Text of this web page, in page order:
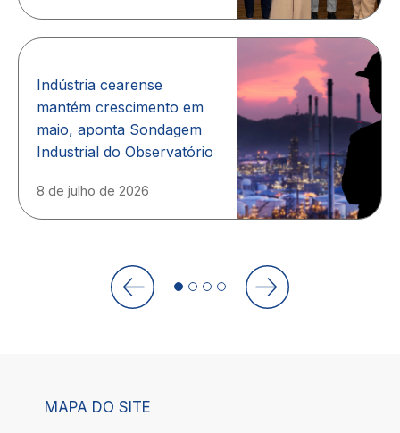
Indústria cearense
mantém crescimento em
maio, aponta Sondagem
Industrial do Observatório
8 de julho de 2026
MAPA DO SITE